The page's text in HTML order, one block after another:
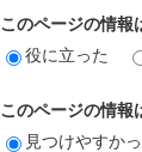
このページの情報
役に立った
このページの情報
見つけやすか